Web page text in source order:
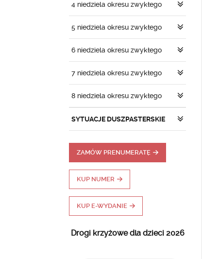
4 niedziela okresu zwykłego
5 niedziela okresu zwykłego
6 niedziela okresu zwykłego
7 niedziela okresu zwykłego
8 niedziela okresu zwykłego
SYTUACJE DUSZPASTERSKIE
ZAMÓW PRENUMERATĘ
KUP NUMER
KUP E-WYDANIE
Drogi krzyżowe dla dzieci 2026